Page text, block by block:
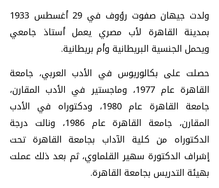
ولدت جيهان صفوت رؤوف في 29 أغسطس 1933
بمدينة القاهرة لأب مصري يعمل أستاذ جامعي
ويحمل الجنسية البريطانية وأم بريطانية.
حصلت على بكالوريوس في الأدب العربي، جامعة
القاهرة عام 1977، وماجستير في الأدب المقارن،
جامعة القاهرة عام 1980، ودكتوراه في الأدب
المقارن، جامعة القاهرة عام 1986، ونالت درجة
الدكتوراه من كلية الآداب بجامعة القاهرة تحت
إشراف الدكتورة سهير القلماوي، ثم بعد ذلك عملت
بهيئة التدريس بجامعة القاهرة.